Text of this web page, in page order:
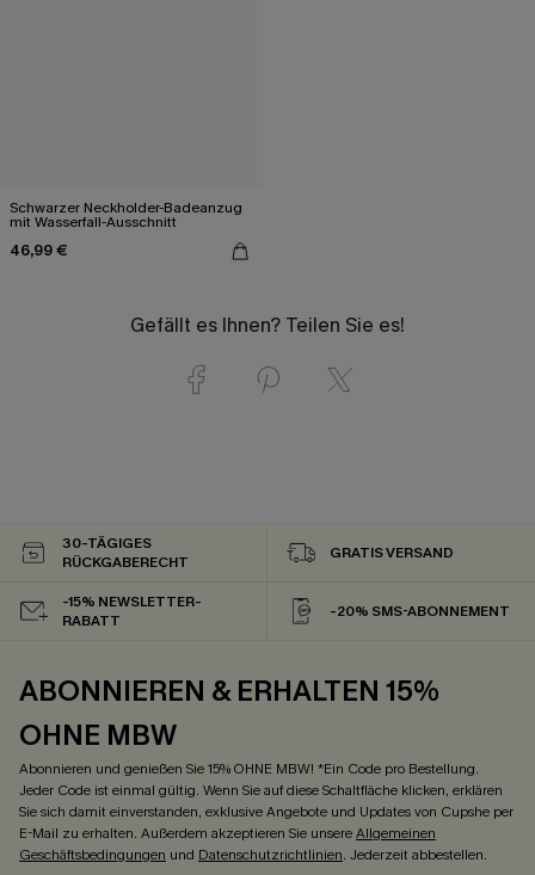
Schwarzer Neckholder-Badeanzug
mit Wasserfall-Ausschnitt
46,99 €
Gefällt es Ihnen? Teilen Sie es!
30-TÄGIGES
RÜCKGABERECHT
GRATIS VERSAND
-15% NEWSLETTER-
RABATT
-20% SMS-ABONNEMENT
ABONNIEREN & ERHALTEN 15%
OHNE MBW
Abonnieren und genießen Sie 15% OHNE MBW! *Ein Code pro Bestellung.
Jeder Code ist einmal gültig. Wenn Sie auf diese Schaltfläche klicken, erklären
Sie sich damit einverstanden, exklusive Angebote und Updates von Cupshe per
E-Mail zu erhalten. Außerdem akzeptieren Sie unsereAllgemeinen
Geschäftsbedingungen und Datenschutzrichtlinien. Jederzeit abbestellen.